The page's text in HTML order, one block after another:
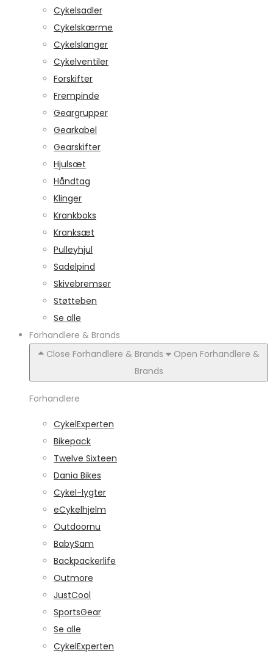
Cykelsadler
Cykelskærme
Cykelslanger
Cykelventiler
Forskifter
Frempinde
Geargrupper
Gearkabel
Gearskifter
Hjulsæt
Håndtag
Klinger
Krankboks
Kranksæt
Pulleyhjul
Sadelpind
Skivebremser
Støtteben
Se alle
Forhandlere & Brands
Close Forhandlere & Brands
Open Forhandlere &
Brands
Forhandlere
CykelExperten
Bikepack
Twelve Sixteen
Dania Bikes
Cykel-lygter
eCykelhjelm
Outdoornu
BabySam
Backpackerlife
Outmore
JustCool
SportsGear
Se alle
CykelExperten